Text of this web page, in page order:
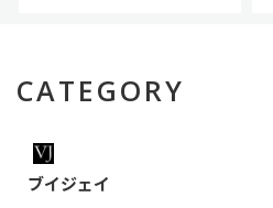
CATEGORY
ブイジェイ